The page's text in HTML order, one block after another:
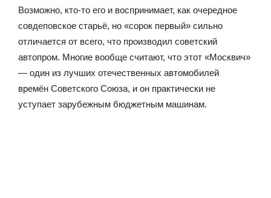
Возможно, кто-то его и воспринимает, как очередное
совдеповское старьё, но «сорок первый» сильно
отличается от всего, что производил советский
автопром. Многие вообще считают, что этот «Москвич»
— один из лучших отечественных автомобилей
времён Советского Союза, и он практически не
уступает зарубежным бюджетным машинам.